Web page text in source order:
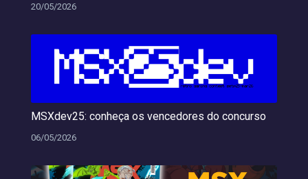
20/05/2026
MSXdev25: conheça os vencedores do concurso
06/05/2026